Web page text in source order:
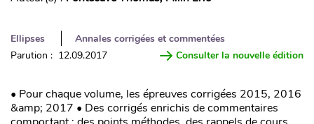
Ellipses
Annales corrigées et commentées
Parution : 12.09.2017
Consulter la nouvelle édition
• Pour chaque volume, les épreuves corrigées 2015, 2016
&amp; 2017 • Des corrigés enrichis de commentaires